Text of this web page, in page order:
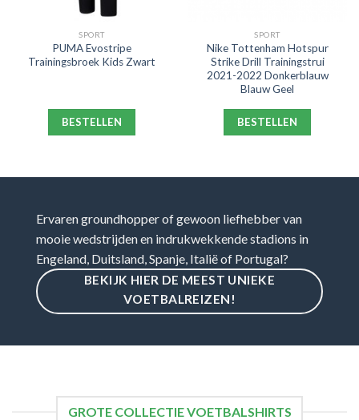
SPORT
PUMA Evostripe
Trainingsbroek Kids Zwart
BESTELLEN
SPORT
Nike Tottenham Hotspur
Strike Drill Trainingstrui
2021-2022 Donkerblauw
Blauw Geel
BESTELLEN
Ervaren groundhopper of gewoon liefhebber van
mooie wedstrijden en indrukwekkende stadions in
Engeland, Duitsland, Spanje, Italië of Portugal?
BEKIJK HIER DE MEEST UNIEKE
VOETBALREIZEN!
GROTE COLLECTIE VOETBALSHIRTS